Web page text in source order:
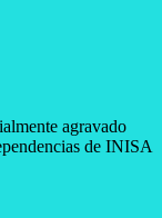
agravado
de INISA